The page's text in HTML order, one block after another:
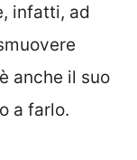
infatti, ad
anche il suo
a farlo.